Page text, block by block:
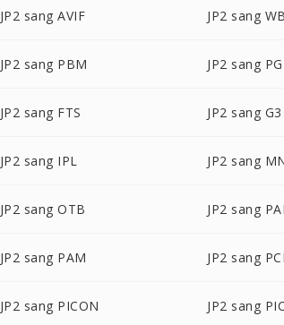
JP2 sang AVIF JP2 sang
JP2 sang PBM JP2 sang
JP2 sang FTS JP2 sang G3
JP2 sang IPL JP2 sang
JP2 sang OTB JP2 sang
JP2 sang PAM JP2 sang
JP2 sang PICON JP2 sang